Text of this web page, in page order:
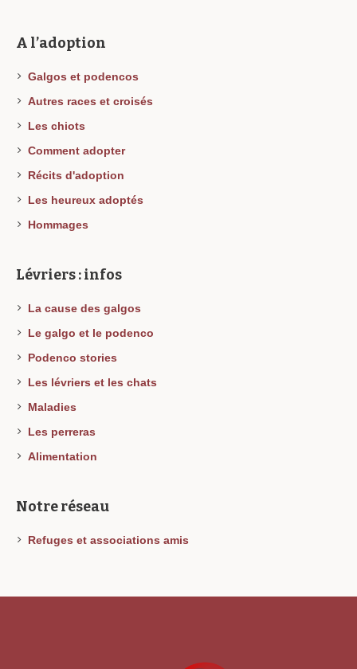
A l’adoption
Galgos et podencos
Autres races et croisés
Les chiots
Comment adopter
Récits d'adoption
Les heureux adoptés
Hommages
Lévriers : infos
La cause des galgos
Le galgo et le podenco
Podenco stories
Les lévriers et les chats
Maladies
Les perreras
Alimentation
Notre réseau
Refuges et associations amis